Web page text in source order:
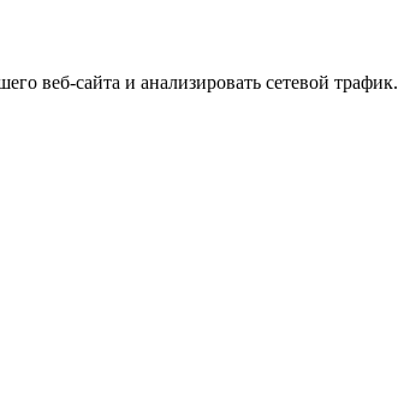
веб-сайта и анализировать сетевой трафик.